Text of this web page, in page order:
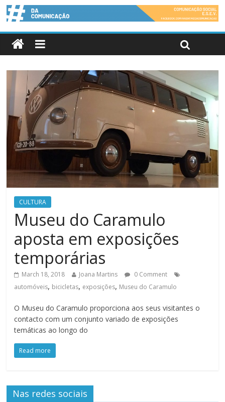
CULTURA
Museu do Caramulo
aposta em exposições
temporárias
March 18, 2018 Joana Martins
0 Comment
automóveis, bicicletas, exposições, Museu do Caramulo
O Museu do Caramulo proporciona aos seus visitantes o
contacto com um conjunto variado de exposições
temáticas ao longo do
Read more
Nas redes sociais